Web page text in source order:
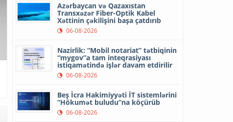
Azərbaycan və Qazaxıstan
Transxəzər Fiber-Optik Kabel
Xəttinin çəkilişini başa çatdırıb
06-08-2026
Nazirlik: “Mobil notariat” tətbiqinin
“mygov”a tam inteqrasiyası
istiqamətində işlər davam etdirilir
06-08-2026
Beş İcra Hakimiyyəti İT sistemlərini
“Hökumət buludu”na köçürüb
06-08-2026